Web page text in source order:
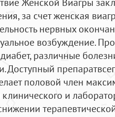
за счет женская
нервных
возбуждение.
различные
Доступный
половой член
клинического и